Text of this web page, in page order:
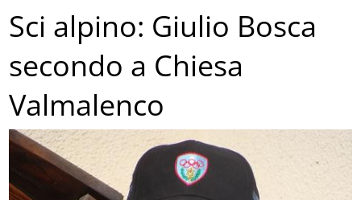
Sci alpino: Giulio Bosca
secondo a Chiesa
Valmalenco